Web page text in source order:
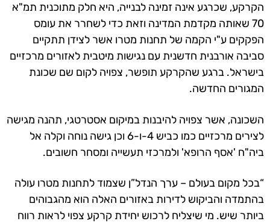
הקרקע, שכרגע אינה זמינה לבנייה, היא חלק מתוכנית תמ"א
70 שאותה מקדמת המדינה וזאת כדי לשחרר את עומס
הפקקים ע"י הקמה של תחנות מטרו אשר לצידן תתקיים
סביבה אורבנית חדשנית עם נגישות מיטבית לאזורים מרכזיים
בישראל. ברגע שהקרקע תופשר, צפויה לקום שם שכונת
המגורים החדשה.
השכונה, אשר צפויה להיבנות במיקום אסטרטגי, תהנה מגישה
לצירים מרכזיים כמו כביש 4-ו-6 וכן גישה נוחה וקלה אל
ביה"ח 'אסף הרופא' ולמרכזי תעשייה ומסחר חשובים.
“בכל מקום בעולם – ערך הנדל”ן שצמוד לתחנות מטרו עולה
בהתמדה והביקוש לדירות באזורים האלה הוא מהגבוהים
ביותר שיש. מי שיצליח לרכוש יחידת קרקע צפוי לראות רווח